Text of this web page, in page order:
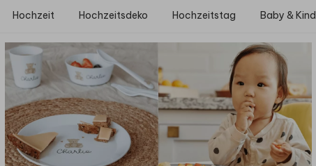
Hochzeit Hochzeitsdeko Hochzeitstag Baby & Kind